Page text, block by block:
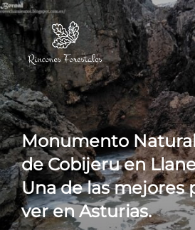
Monumento
de Cobijeru en
Una de las mejores
ver en Asturias.